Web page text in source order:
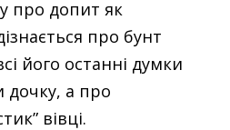
про допит як
про бунт
його останні думки
дочку, а про
вівці.